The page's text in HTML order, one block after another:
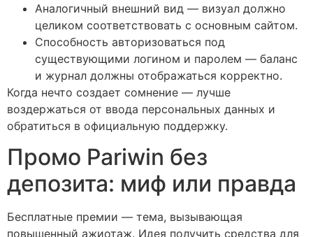
Аналогичный внешний вид — визуал должно
целиком соответствовать с основным сайтом.
Способность авторизоваться под
существующими логином и паролем — баланс
и журнал должны отображаться корректно.
Когда нечто создает сомнение — лучше
воздержаться от ввода персональных данных и
обратиться в официальную поддержку.
Промо Pariwin без
депозита: миф или правда
Бесплатные премии — тема, вызывающая
повышенный ажиотаж. Идея получить средства для